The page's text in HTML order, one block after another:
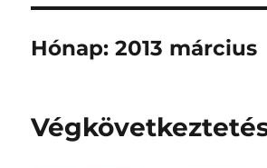
Hónap:2013 március